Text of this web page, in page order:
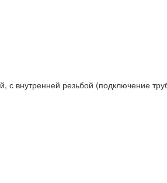
с внутренней резьбой (подключение